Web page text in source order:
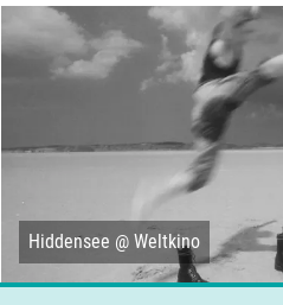
Hiddensee @ Weltkino